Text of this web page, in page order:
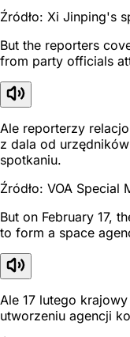
Źródło: Xi Jinping's
But the reporters
from party officials
Ale reporterzy
z dala od
spotkaniu.
Źródło: VOA Special
But on February 17,
to form a space
Ale 17 lutego
utworzeniu agencji